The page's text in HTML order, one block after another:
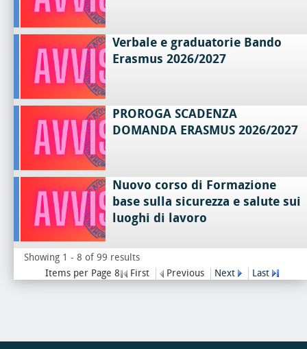
Verbale e graduatorie Bando
Erasmus 2026/2027
PROROGA SCADENZA
DOMANDA ERASMUS 2026/2027
Nuovo corso di Formazione
base sulla sicurezza e salute sui
luoghi di lavoro
Showing 1 - 8 of 99 results
Items per Page 8
First Previous Next Last